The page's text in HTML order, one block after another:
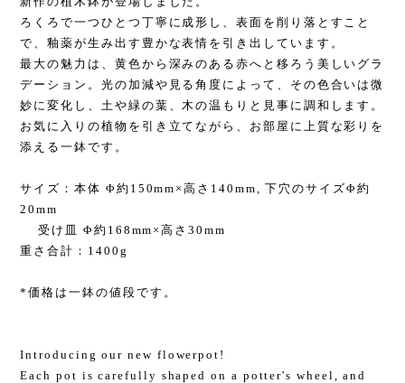
ろくろで一つひとつ丁寧に成形し、表面を削り落とすこと
で、釉薬が生み出す豊かな表情を引き出しています。
最大の魅力は、黄色から深みのある赤へと移ろう美しいグラ
デーション。光の加減や見る角度によって、その色合いは微
妙に変化し、土や緑の葉、木の温もりと見事に調和します。
お気に入りの植物を引き立てながら、お部屋に上質な彩りを
添える一鉢です。
サイズ：本体 Φ約150mm×高さ140mm, 下穴のサイズΦ約
20mm
受け皿 Φ約168mm×高さ30mm
重さ合計：1400g
*価格は一鉢の値段です。
Introducing our new flowerpot!
Each pot is carefully shaped on a potter's wheel, and